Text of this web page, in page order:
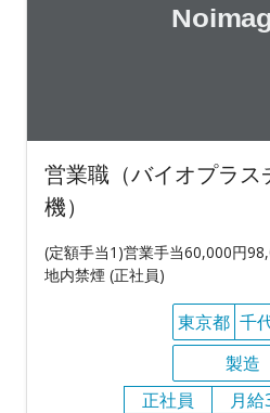
営業職（バイオプラス
機）
(定額手当1)営業手当60,000円
地内禁煙 (正社員)
東京都 千
製造
正社員
月